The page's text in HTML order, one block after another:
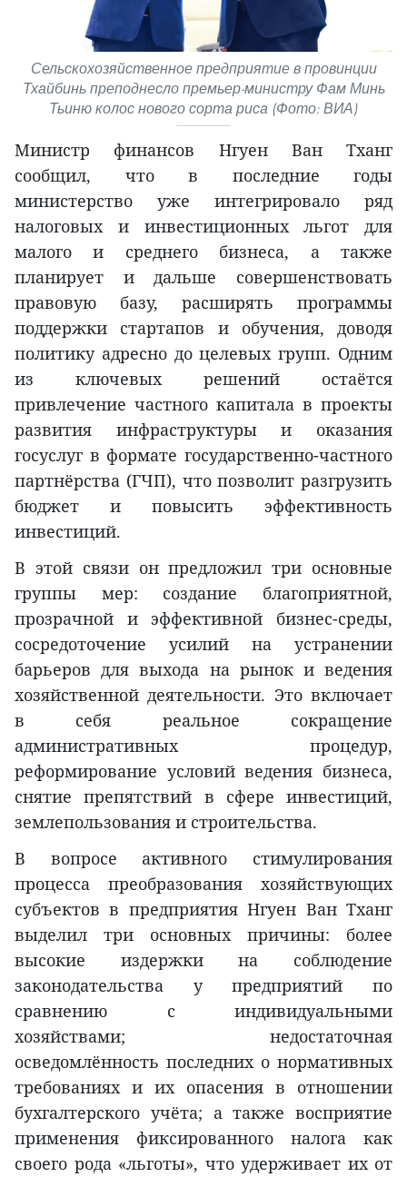
Сельскохозяйственное предприятие в провинции
Тхайбинь преподнесло премьер-министру Фам Минь
Тьиню колос нового сорта риса (Фото: ВИА)
Министр финансов Нгуен Ван Тханг
сообщил, что в последние годы
министерство уже интегрировало ряд
налоговых и инвестиционных льгот для
малого и среднего бизнеса, а также
планирует и дальше совершенствовать
правовую базу, расширять программы
поддержки стартапов и обучения, доводя
политику адресно до целевых групп. Одним
из ключевых решений остаётся
привлечение частного капитала в проекты
развития инфраструктуры и оказания
госуслуг в формате государственно-частного
партнёрства (ГЧП), что позволит разгрузить
бюджет и повысить эффективность
инвестиций.
В этой связи он предложил три основные
группы мер: создание благоприятной,
прозрачной и эффективной бизнес-среды,
сосредоточение усилий на устранении
барьеров для выхода на рынок и ведения
хозяйственной деятельности. Это включает
в себя реальное сокращение
административных процедур,
реформирование условий ведения бизнеса,
снятие препятствий в сфере инвестиций,
землепользования и строительства.
В вопросе активного стимулирования
процесса преобразования хозяйствующих
субъектов в предприятия Нгуен Ван Тханг
выделил три основных причины: более
высокие издержки на соблюдение
законодательства у предприятий по
сравнению с индивидуальными
хозяйствами; недостаточная
осведомлённость последних о нормативных
требованиях и их опасения в отношении
бухгалтерского учёта; а также восприятие
применения фиксированного налога как
своего рода «льготы», что удерживает их от